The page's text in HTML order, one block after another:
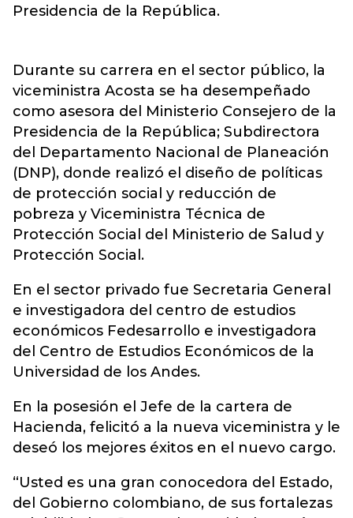
Presidencia de la República.
Durante su carrera en el sector público, la
viceministra Acosta se ha desempeñado
como asesora del Ministerio Consejero de la
Presidencia de la República; Subdirectora
del Departamento Nacional de Planeación
(DNP), donde realizó el diseño de políticas
de protección social y reducción de
pobreza y Viceministra Técnica de
Protección Social del Ministerio de Salud y
Protección Social.
En el sector privado fue Secretaria General
e investigadora del centro de estudios
económicos Fedesarrollo e investigadora
del Centro de Estudios Económicos de la
Universidad de los Andes.
En la posesión el Jefe de la cartera de
Hacienda, felicitó a la nueva viceministra y le
deseó los mejores éxitos en el nuevo cargo.
“Usted es una gran conocedora del Estado,
del Gobierno colombiano, de sus fortalezas